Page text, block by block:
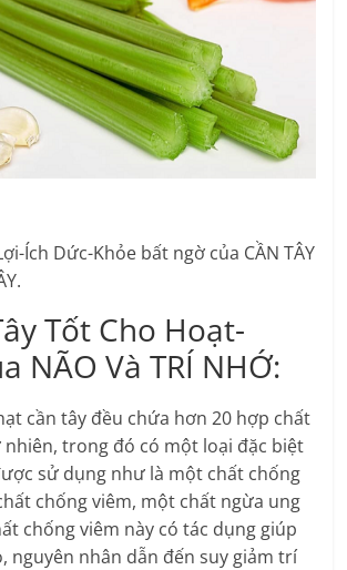
Ích Dức-Khỏe bất ngờ của CẦN TÂY
Tốt Cho Hoạt-
NÃO Và TRÍ NHỚ:
cần tây đều chứa hơn 20 hợp chất
trong đó có một loại đặc biệt
sử dụng như là một chất chống
chống viêm, một chất ngừa ung
chống viêm này có tác dụng giúp
nguyên nhân dẫn đến suy giảm trí